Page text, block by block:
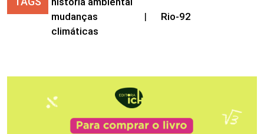
mudanças
climáticas
| Rio-92